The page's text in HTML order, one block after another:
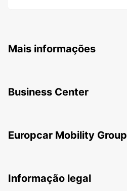
Mais informações
Business Center
Europcar Mobility Group
Informação legal